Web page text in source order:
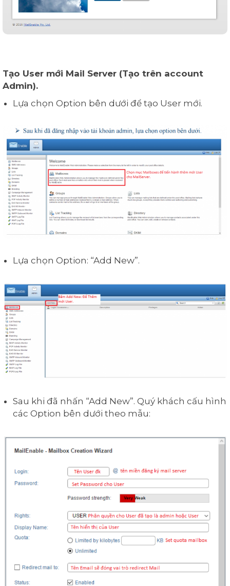
Tạo User mới Mail Server (Tạo trên account
Admin).
Lựa chọn Option bên dưới để tạo User mới.
Lựa chọn Option: “Add New”.
Sau khi đã nhấn “Add New”. Quý khách cấu hình
các Option bên dưới theo mẫu: